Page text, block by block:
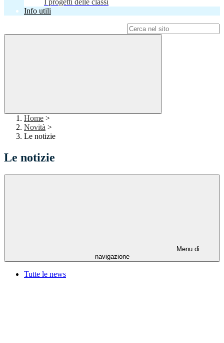
I progetti delle classi
Info utili
Home >
Novità >
Le notizie
Le notizie
Menu di
navigazione
Tutte le news